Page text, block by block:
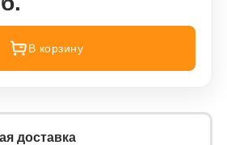
В корзину
доставка